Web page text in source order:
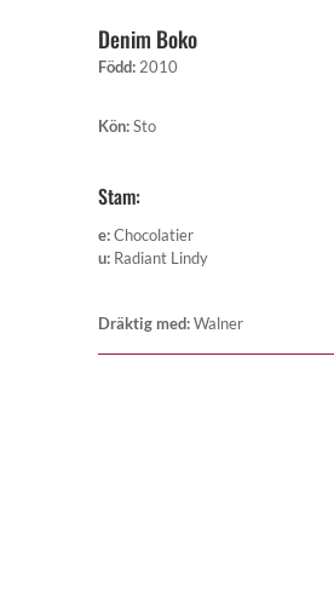
Denim Boko
Född: 2010
Kön:Sto
Stam:
e:Chocolatier
u: Radiant Lindy
Dräktig med:Walner